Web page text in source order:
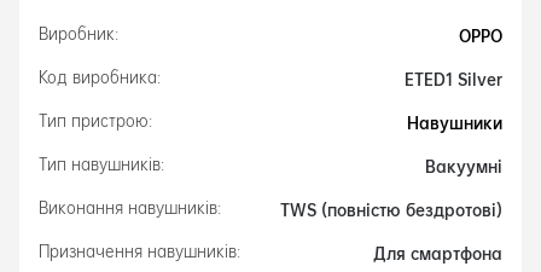
Виробник: OPPO
Код виробника: ETED1 Silver
Тип пристрою: Навушники
Тип навушників: Вакуумні
Виконання навушників: TWS (повністю бездротові)
Призначення навушників: Для смартфона